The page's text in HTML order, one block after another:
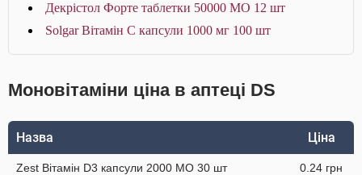
Декрістол Форте таблетки 50000 МО 12 шт
Solgar Вітамін С капсули 1000 мг 100 шт
Моновітаміни ціна в аптеці DS
Назва Ціна
Zest Вітамін D3 капсули 2000 МО 30 шт 0.24 грн